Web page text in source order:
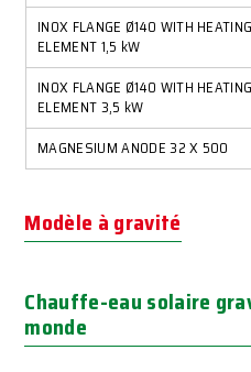
INOX FLANGE Ø140 WITH HEATING
ELEMENT 1,5 kW
INOX FLANGE Ø140 WITH HEATING
ELEMENT 3,5 kW
MAGNESIUM ANODE 32 X 500
Modèle à gravité
Chauffe-eau solaire
monde